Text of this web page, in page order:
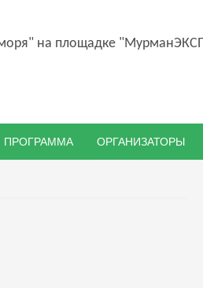
на площадке
ПРОГРАММА ОРГАНИЗАТОРЫ